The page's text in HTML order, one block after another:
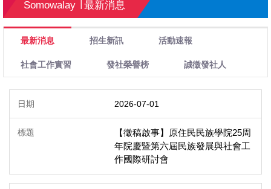
究的原住民與非原住民人才。我們不僅是學術單位，
更像部落與大家庭，讓同學遮風避雨之餘專注發展知
識復返與文化主權的重要目標。
Somowalay ∣ 最新消息
最新消息 招生新訊 活動速報
社會工作實習 發社榮譽榜 誠徵發社人
2026-07-01
【徵稿啟事】原住民民族學院25周
年院慶暨第六屆民族發展與社會工
作國際研討會